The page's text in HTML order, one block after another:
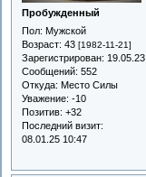
Пробужденный
Пол: Мужской
Возраст: 43 [1982-11-21]
Зарегистрирован: 19.05.23
Сообщений: 552
Откуда: Место Силы
Уважение: -10
Позитив: +32
Последний визит:
08.01.25 10:47